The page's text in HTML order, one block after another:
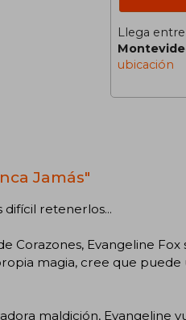
Llega entre
ubicación
Jamás"
retenerlos...
Corazones, Evangeline
magia, cree que
maldición, Evangeline